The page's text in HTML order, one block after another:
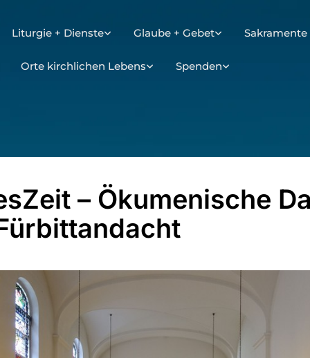
Liturgie + Dienste Glaube + Gebet
Orte kirchlichen Lebens Spenden
– Ökumenische